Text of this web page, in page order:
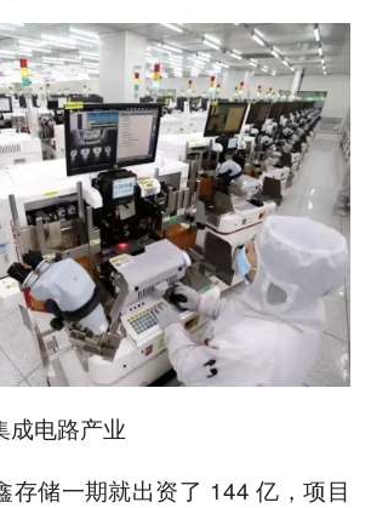
成电路产业
存储一期就出资了 144 亿，项目